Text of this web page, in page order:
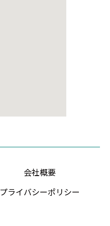
会社概要
プライバシーポリシー